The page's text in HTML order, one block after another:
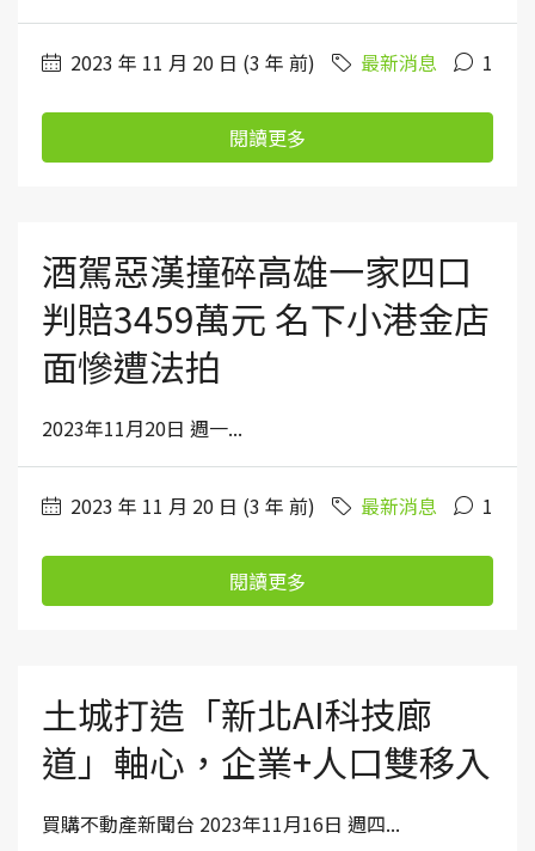
2023 年 11 月 20 日 (3 年 前) 最新消息 1
閱讀更多
酒駕惡漢撞碎高雄一家四口
判賠3459萬元 名下小港金店
面慘遭法拍
2023年11月20日 週一...
2023 年 11 月 20 日 (3 年 前) 最新消息 1
閱讀更多
土城打造「新北AI科技廊
道」軸心，企業+人口雙移入
買購不動產新聞台 2023年11月16日 週四...